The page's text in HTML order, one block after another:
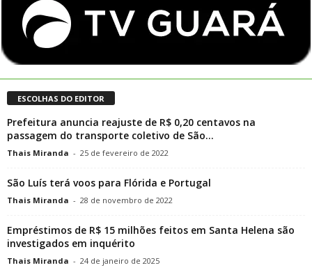
ESCOLHAS DO EDITOR
Prefeitura anuncia reajuste de R$ 0,20 centavos na
passagem do transporte coletivo de São...
Thais Miranda - 25 de fevereiro de 2022
São Luís terá voos para Flórida e Portugal
Thais Miranda - 28 de novembro de 2022
Empréstimos de R$ 15 milhões feitos em Santa Helena são
investigados em inquérito
Thais Miranda - 24 de janeiro de 2025